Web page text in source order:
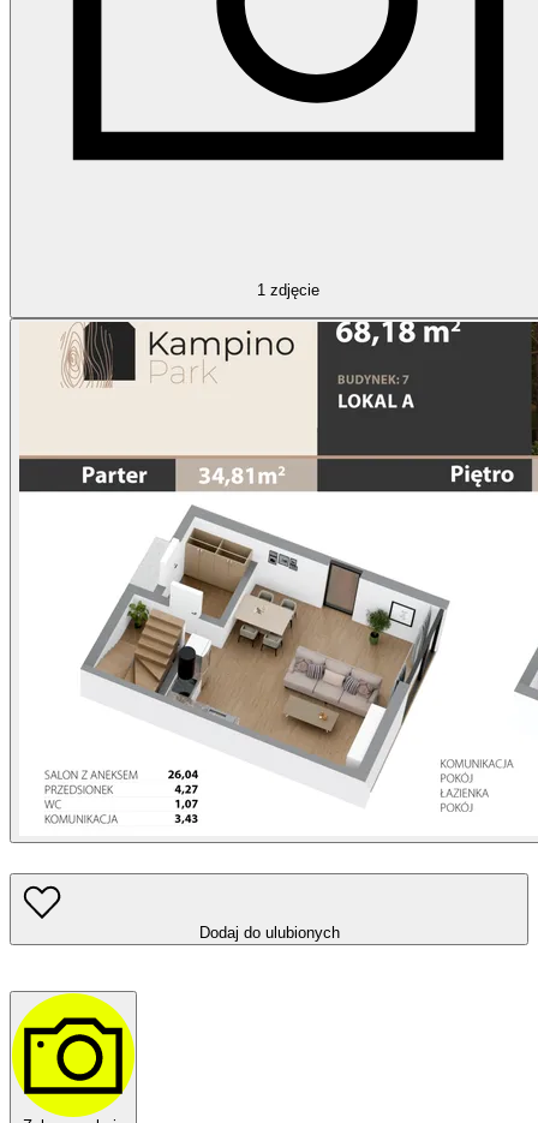
1 zdjęcie
Dodaj do ulubionych